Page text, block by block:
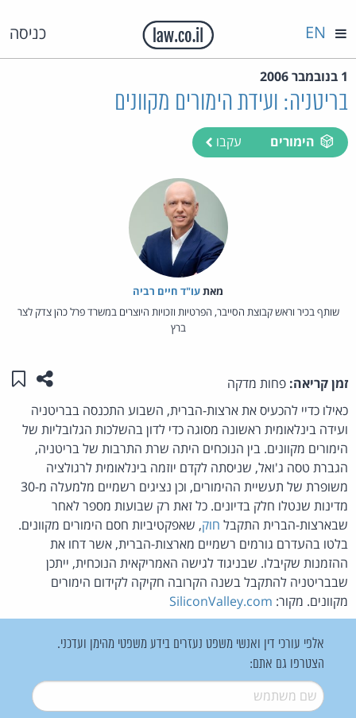
כניסה EN
1 בנובמבר 2006
בריטניה: ועידת הימורים מקוונים
הימורים עקבו
מאת‏עו"ד חיים רביה
שותף בכיר וראש קבוצת הסייבר, הפרטיות וזכויות היוצרים במשרד פרל כהן צדק לצר
ברץ
זמן קריאה: פחות מדקה שתפו
כאילו כדיי להכעיס את ארצות-הברית, השבוע התכנסה בבריטניה
ועידה בינלאומית ראשונה מסוגה כדי לדון בהשלכות הגלובליות של
הימורים מקוונים. בין הנוכחים היתה שרת התרבות של בריטניה,
הגברת טסה ג'ואל, שניסתה לקדם יוזמה בינלאומית לרגולציה
משופרת של תעשיית ההימורים, וכן נציגים רשמיים מלמעלה מ-30
מדינות שנטלו חלק בדיונים. כל זאת רק שבועות מספר לאחר
שבארצות-הברית התקבל חוק, שאפקטיביות חסם הימורים מקוונים.
בלטו בהעדרם גורמים רשמיים מארצות-הברית, אשר דחו את
ההזמנות שקיבלו. שבניגוד לגישה האמריקאית הנוכחית, ייתכן
שבבריטניה להתקבל בשנה הקרובה חקיקה לקידום הימורים
מקוונים. מקור: SiliconValley.com
אלפי עורכי דין ואנשי משפט נעזרים בידע משפטי מהימן ועדכני.
הצטרפו גם אתם:
שם משתמש*